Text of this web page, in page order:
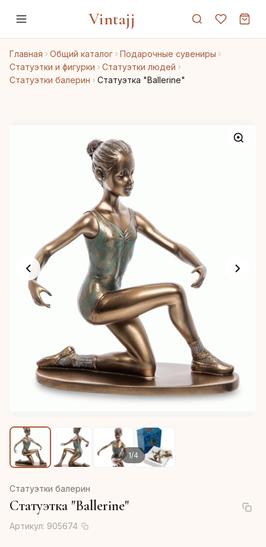
Vintajj
Главная Общий каталог
Подарочные сувениры
Статуэтки и фигурки
Статуэтки людей
Статуэтки балерин
Статуэтка "Ballerine"
1/4
Статуэтки балерин
Статуэтка "Ballerine"
Артикул: 905674